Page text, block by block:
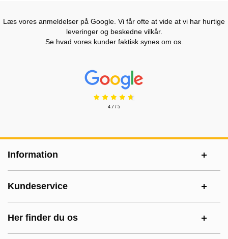
Læs vores anmeldelser på Google. Vi får ofte at vide at vi har hurtige
leveringer og beskedne vilkår.
Se hvad vores kunder faktisk synes om os.
Prisjakt Anmeldelser: 4.7 Stjerne
4.7 / 5
Information
Kundeservice
Her finder du os